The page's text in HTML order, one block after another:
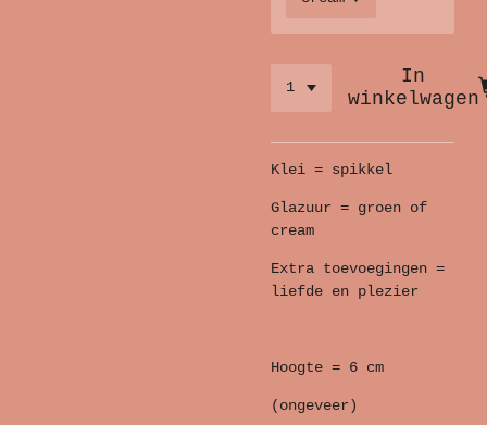
In
winkelwagen
Klei = spikkel
Glazuur = groen of
cream
Extra toevoegingen =
liefde en plezier
Hoogte = 6 cm
(ongeveer)